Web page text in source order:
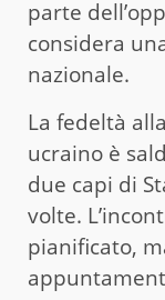
parte
considera
nazionale.
La fedeltà
ucraino è
due capi di
volte.
pianificato,